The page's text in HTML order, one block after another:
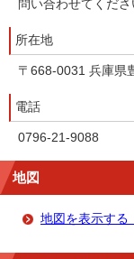
問い合わせてくださ
所在地
〒668-0031 兵庫県
電話
0796-21-9088
地図
地図を表示する